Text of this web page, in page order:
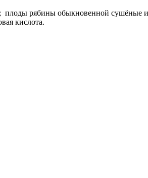
рябины обыкновенной сушёные
кислота.